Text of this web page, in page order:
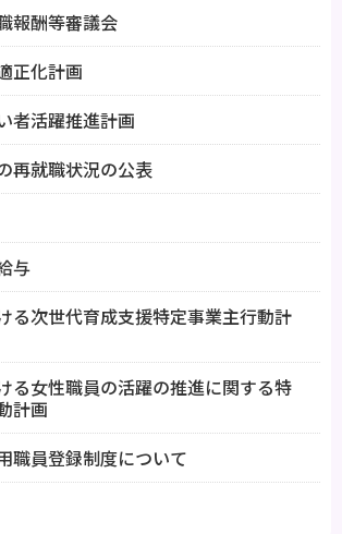
報酬等審議会
正化計画
者活躍推進計画
再就職状況の公表
与
る次世代育成支援特定事業主行動計
る女性職員の活躍の推進に関する特
計画
職員登録制度について